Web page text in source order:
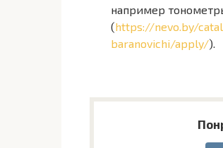
например
(https://nevo.by/
baranovichi/apply/).